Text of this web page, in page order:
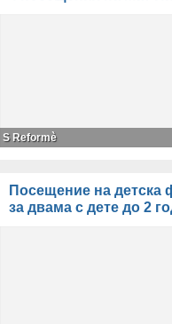
S Reformè
Посещение на детска
за двама с дете до 2